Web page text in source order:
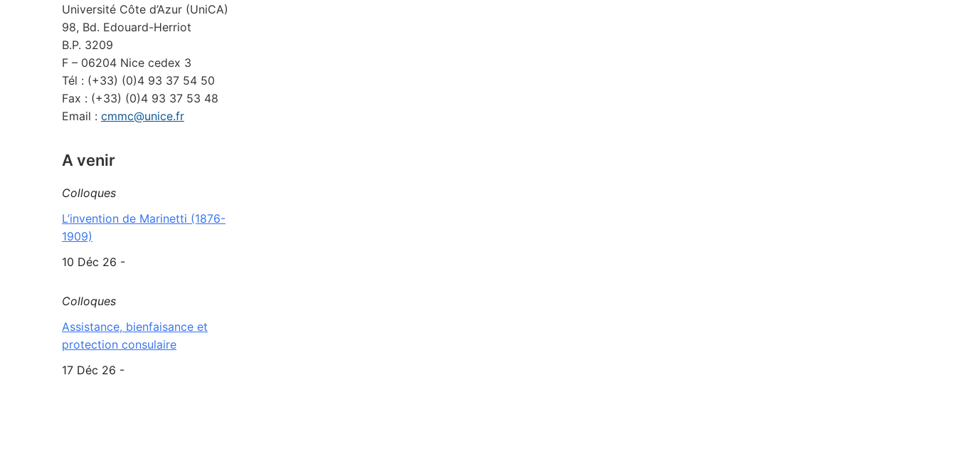
Université Côte d’Azur (UniCA)
98, Bd. Edouard-Herriot
B.P. 3209
F – 06204 Nice cedex 3
Tél : (+33) (0)4 93 37 54 50
Fax : (+33) (0)4 93 37 53 48
Email : cmmc@unice.fr
A venir
Colloques
L’invention de Marinetti (1876-
1909)
10 Déc 26 -
Colloques
Assistance, bienfaisance et
protection consulaire
17 Déc 26 -